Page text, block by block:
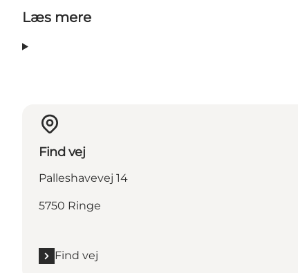
Læs mere
Find vej
Palleshavevej 14
5750 Ringe
Find vej